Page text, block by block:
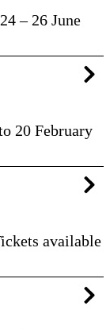
– 26 June
20 February
available